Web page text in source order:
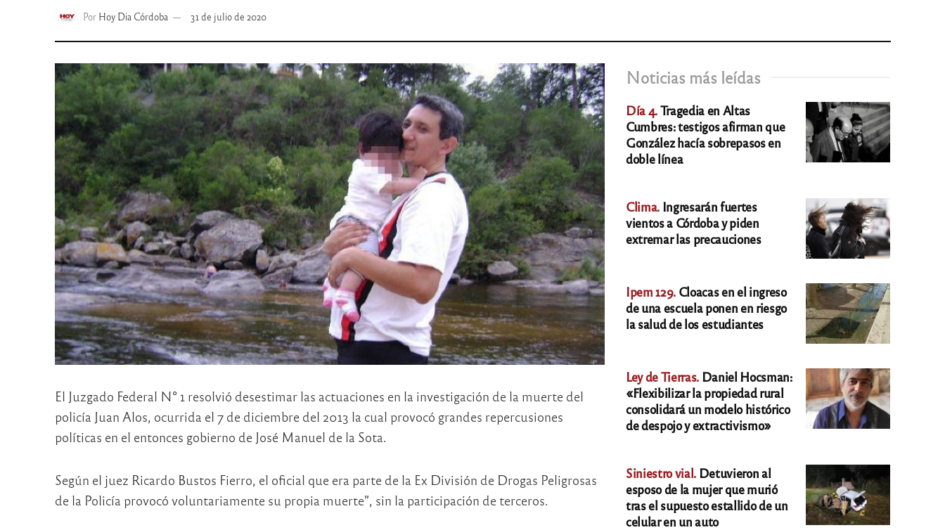
Por Hoy Dia Córdoba 31 de julio de 2020
El Juzgado Federal N° 1 resolvió desestimar las actuaciones en la investigación de la muerte del
policía Juan Alos, ocurrida el 7 de diciembre del 2013 la cual provocó grandes repercusiones
políticas en el entonces gobierno de José Manuel de la Sota.
Según el juez Ricardo Bustos Fierro, el oficial que era parte de la Ex División de Drogas Peligrosas
de la Policía provocó voluntariamente su propia muerte”, sin la participación de terceros.
Noticias más leídas
Día 4.Tragedia en Altas
Cumbres: testigos afirman que
González hacía sobrepasos en
doble línea
Clima. Ingresarán fuertes
vientos a Córdoba y piden
extremar las precauciones
Ipem 129. Cloacas en el ingreso
de una escuela ponen en riesgo
la salud de los estudiantes
Ley de Tierras. Daniel Hocsman:
«Flexibilizar la propiedad rural
consolidará un modelo histórico
de despojo y extractivismo»
Siniestro vial. Detuvieron al
esposo de la mujer que murió
tras el supuesto estallido de un
celular en un auto